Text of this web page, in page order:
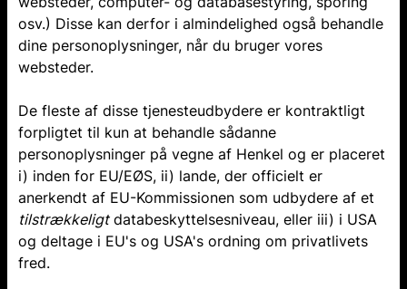
osv.) Disse kan derfor i almindelighed også behandle
dine personoplysninger, når du bruger vores
websteder.
De fleste af disse tjenesteudbydere er kontraktligt
forpligtet til kun at behandle sådanne
personoplysninger på vegne af Henkel og er placeret
i) inden for EU/EØS, ii) lande, der officielt er
anerkendt af EU-Kommissionen som udbydere af et
tilstrækkeligtdatabeskyttelsesniveau, eller iii) i USA
og deltage i EU's og USA's ordning om privatlivets
fred.